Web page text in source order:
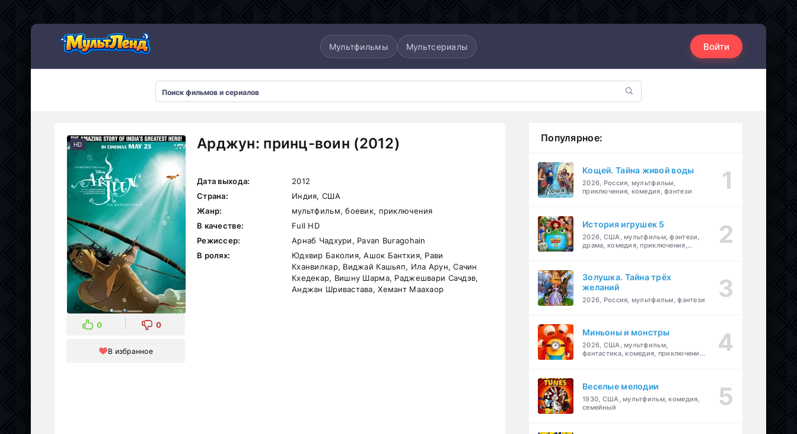
Мультфильмы Мультсериалы Войти
Арджун: принц-воин (2012)
HD
0 0
В избранное
Дата выхода:
2012
Страна:
Индия, США
Жанр:
мультфильм, боевик, приключения
В качестве:
Full HD
Режиссер:
Арнаб Чадхури, Pavan Buragohain
В ролях:
Юдхвир Баколия, Ашок Бантхия, Рави
Кханвилкар, Виджай Кашьяп, Ила Арун, Сачин
Кхедекар, Вишну Шарма, Раджешвари Сачдэв,
Анджан Шривастава, Хемант Маахаор
Популярное:
Кощей. Тайна живой воды
2026, Россия, мультфильм,
приключения, комедия, фэнтези
История игрушек 5
2026, США, мультфильм, фэнтези,
драма, комедия, приключения,
Золушка. Тайна трёх
желаний
2026, Россия, мультфильм, фэнтези
Миньоны и монстры
2026, США, мультфильм,
фантастика, комедия, приключения,
Веселые мелодии
1930, США, мультфильм, комедия,
семейный